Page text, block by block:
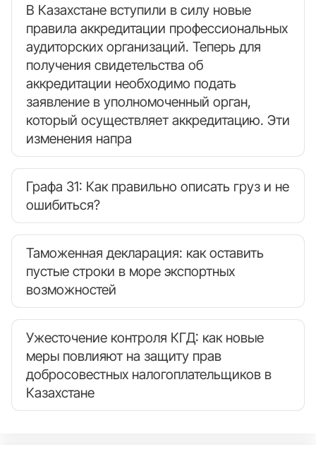
В Казахстане вступили в силу новые
правила аккредитации профессиональных
аудиторских организаций. Теперь для
получения свидетельства об
аккредитации необходимо подать
заявление в уполномоченный орган,
который осуществляет аккредитацию. Эти
изменения напра
Графа 31: Как правильно описать груз и не
ошибиться?
Таможенная декларация: как оставить
пустые строки в море экспортных
возможностей
Ужесточение контроля КГД: как новые
меры повлияют на защиту прав
добросовестных налогоплательщиков в
Казахстане